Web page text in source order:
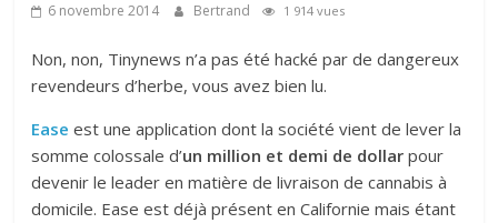
6 novembre 2014 Bertrand 1 914 vues
Non, non, Tinynews n’a pas été hacké par de dangereux
revendeurs d’herbe, vous avez bien lu.
Ease est une application dont la société vient de lever la
somme colossale d’un million et demi de dollar pour
devenir le leader en matière de livraison de cannabis à
domicile. Ease est déjà présent en Californie mais étant